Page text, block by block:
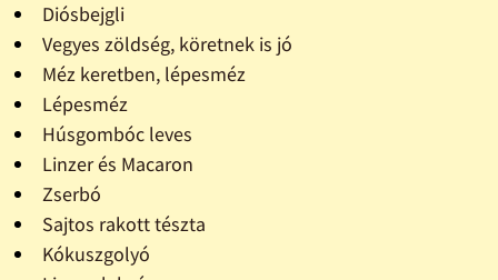
Diósbejgli
Vegyes zöldség, köretnek is jó
Méz keretben, lépesméz
Lépesméz
Húsgombóc leves
Linzer és Macaron
Zserbó
Sajtos rakott tészta
Kókuszgolyó